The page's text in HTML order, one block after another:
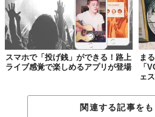
スマホで「投げ銭」ができる！路上
ライブ感覚で楽しめるアプリが登場
ま
「
ェ
関連する記事を